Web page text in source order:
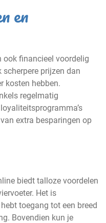
en
ook financieel voordelig
prijzen dan
kosten hebben.
regelmatig
extra besparingen op
biedt talloze voordelen
Het is
toegang tot een breed
Bovendien kun je